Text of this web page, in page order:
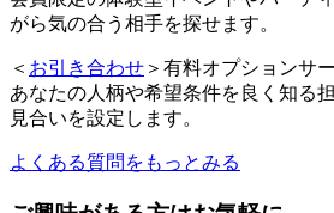
がら気の合う相手を探せます。
＜ お引き合わせ ＞有料オプションサ
あなたの人柄や希望条件を良く知る
見合いを設定します。
よくある質問をもっとみる